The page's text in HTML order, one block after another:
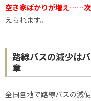
空き家ばかりが増え……次
えられます。
路線バスの減少は
章
全国各地で路線バスの減